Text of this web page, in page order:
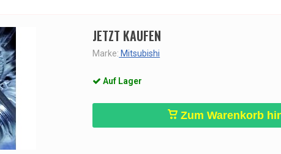
JETZT KAUFEN
Marke: Mitsubishi
Auf Lager
Zum Warenkorb